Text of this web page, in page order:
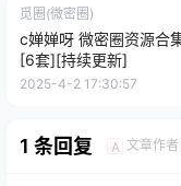
觅圈(微密圈)
c婵婵呀 微密圈资源合
[6套][持续更新]
2025-4-2 17:30:57
1 条回复 A 文章作者